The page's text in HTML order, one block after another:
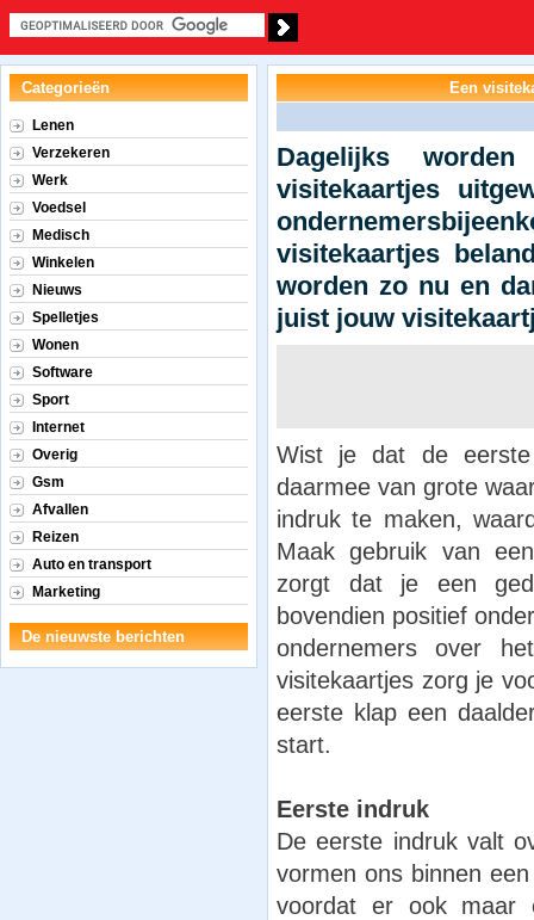
Een
Dagelijks
visitekaartjes
visitekaartjes
worden zo nu en
juist jouw
Wist je dat de eerste
daarmee van grote
indruk te maken,
Maak gebruik van
zorgt dat je een
bovendien positief
ondernemers over
visitekaartjes zorg je
eerste klap een
start.
Eerste indruk
De eerste indruk valt
vormen ons binnen
voordat er ook maar
Categorieën
Lenen
Verzekeren
Werk
Voedsel
Medisch
Winkelen
Nieuws
Spelletjes
Wonen
Software
Sport
Internet
Overig
Gsm
Afvallen
Reizen
Auto en transport
Marketing
De nieuwste berichten